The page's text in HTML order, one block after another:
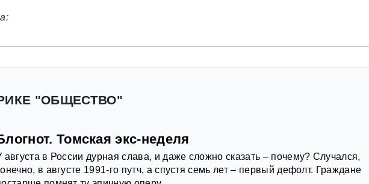
"ОБЩЕСТВО"
Томская экс-неделя
августа в России дурная слава, и даже сложно сказать – почему? Случался,
в августе 1991-го путч, а спустя семь лет – первый дефолт. Граждане